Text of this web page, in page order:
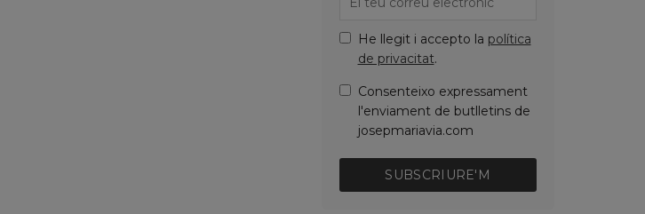
He llegit i accepto la política
de privacitat.
Consenteixo expressament
l'enviament de butlletins de
josepmariavia.com
SUBSCRIURE'M